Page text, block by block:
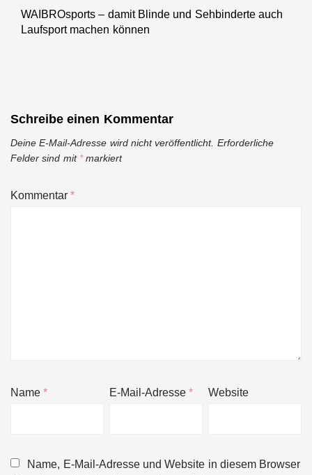
Next
post:
WAIBROsports – damit Blinde und Sehbinderte auch
Laufsport machen können
Schreibe einen Kommentar
Deine E-Mail-Adresse wird nicht veröffentlicht. Erforderliche
Felder sind mit *markiert
Kommentar*
Name* E-Mail-Adresse* Website
Name, E-Mail-Adresse und Website in diesem Browser